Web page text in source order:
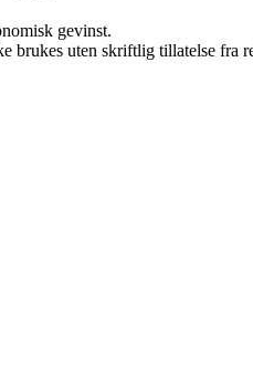
gevinst.
uten skriftlig tillatelse fra